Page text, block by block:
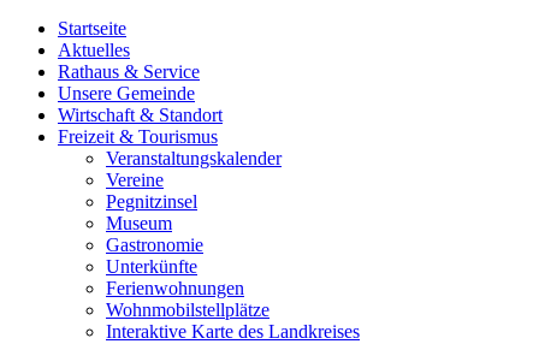
Startseite
Aktuelles
Rathaus & Service
Unsere Gemeinde
Wirtschaft & Standort
Freizeit & Tourismus
Veranstaltungskalender
Vereine
Pegnitzinsel
Museum
Gastronomie
Unterkünfte
Ferienwohnungen
Wohnmobilstellplätze
Interaktive Karte des Landkreises